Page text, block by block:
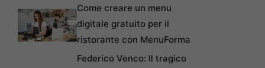
Come creare un menu
digitale gratuito per il
ristorante con MenuForma
Federico Venco: Il tragico